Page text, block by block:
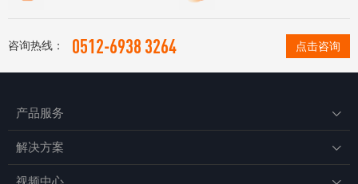
咨询热线： 0512-6938 3264 点击咨询
产品服务 
解决方案 
视频中心 